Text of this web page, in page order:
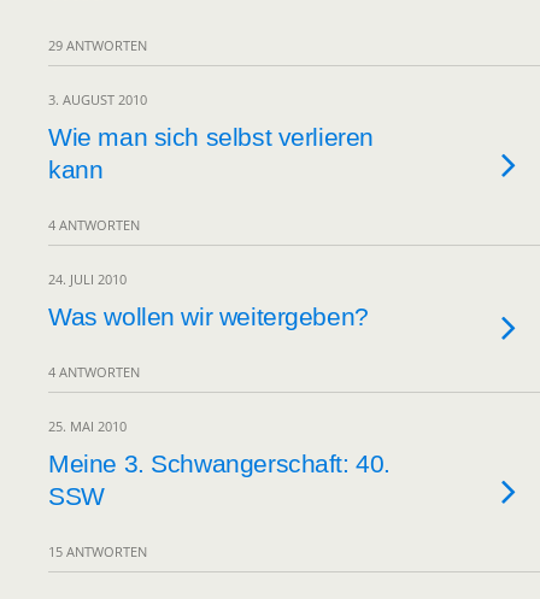
29 ANTWORTEN
3. AUGUST 2010
Wie man sich selbst verlieren
kann
4 ANTWORTEN
24. JULI 2010
Was wollen wir weitergeben?
4 ANTWORTEN
25. MAI 2010
Meine 3. Schwangerschaft: 40.
SSW
15 ANTWORTEN